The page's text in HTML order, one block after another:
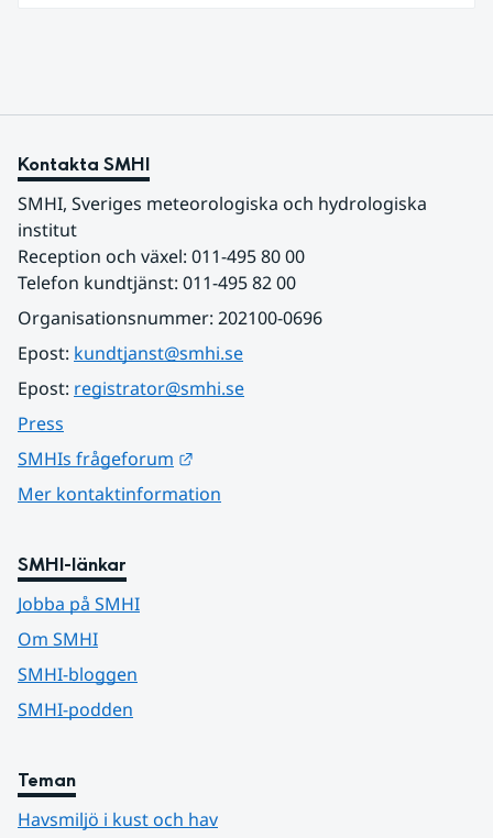
Kontakta SMHI
SMHI, Sveriges meteorologiska och hydrologiska
institut
Reception och växel: 011-495 80 00
Telefon kundtjänst: 011-495 82 00
Organisationsnummer: 202100-0696
Epost: kundtjanst@smhi.se
Epost: registrator@smhi.se
Press
SMHIs frågeforum
Mer kontaktinformation
SMHI-länkar
Jobba på SMHI
Om SMHI
SMHI-bloggen
SMHI-podden
Teman
Havsmiljö i kust och hav